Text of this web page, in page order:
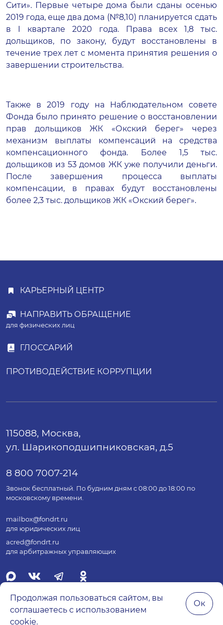
Сити». Первые четыре дома были сданы осенью
2019 года, еще два дома (№8,10) планируется сдать
в I квартале 2020 года. Права всех 1,8 тыс.
дольщиков, по закону, будут восстановлены в
течение трех лет с момента принятия решения о
завершении строительства.
Также в 2019 году на Наблюдательном совете
Фонда было принято решение о восстановлении
прав дольщиковЖК «Окский берег» через
механизм выплаты компенсаций на средства
компенсационного фонда. Более 1,5 тыс.
дольщиков из 53 домов ЖК уже получили деньги.
После завершения процесса выплаты
компенсации, в правах будут восстановлены
более 2,3 тыс. дольщиков ЖК «Окский берег».
КАРЬЕРНЫЙ ЦЕНТР
НАПРАВИТЬ ОБРАЩЕНИЕ
для физических лиц
ГЛОССАРИЙ
ПРОТИВОДЕЙСТВИЕ КОРРУПЦИИ
115088, Москва,
ул. Шарикоподшипниковская, д.5
8 800 7007-214
Звонок бесплатный. По будним дням с 08:00 до 18:00 по
московскому времени.
mailbox@fondrt.ru
для юридических лиц
acred@fondrt.ru
для арбитражных управляющих
© 2026 Все права защищены.
Продолжая пользоваться сайтом, вы
соглашаетесь с использованием
cookie.
Ок